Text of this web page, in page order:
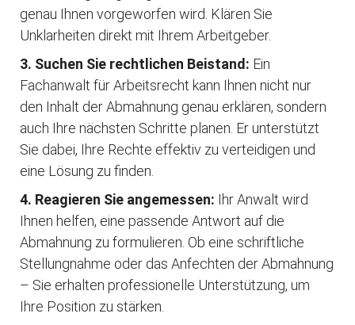
genau Ihnen vorgeworfen wird. Klären Sie
Unklarheiten direkt mit Ihrem Arbeitgeber.
3. Suchen Sie rechtlichen Beistand: Ein
Fachanwalt für Arbeitsrecht kann Ihnen nicht nur
den Inhalt der Abmahnung genau erklären, sondern
auch Ihre nächsten Schritte planen. Er unterstützt
Sie dabei, Ihre Rechte effektiv zu verteidigen und
eine Lösung zu finden.
4. Reagieren Sie angemessen: Ihr Anwalt wird
Ihnen helfen, eine passende Antwort auf die
Abmahnung zu formulieren. Ob eine schriftliche
Stellungnahme oder das Anfechten der Abmahnung
– Sie erhalten professionelle Unterstützung, um
Ihre Position zu stärken.